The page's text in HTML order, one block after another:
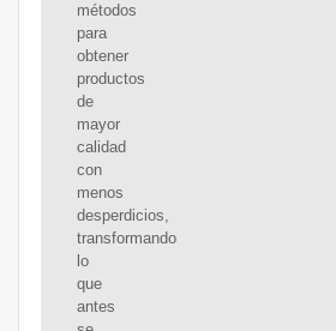
métodos
para
obtener
productos
de
mayor
calidad
con
menos
desperdicios,
transformando
lo
que
antes